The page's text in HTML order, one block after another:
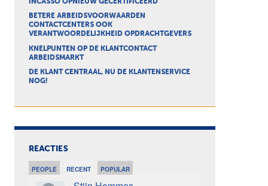
INCASSO OPNIEUW GECERTIFICEERD
BETERE ARBEIDSVOORWAARDEN
CONTACTCENTERS OOK
VERANTWOORDELIJKHEID OPDRACHTGEVERS
KNELPUNTEN OP DE KLANTCONTACT
ARBEIDSMARKT
DE KLANT CENTRAAL, NU DE KLANTENSERVICE
NOG!
REACTIES
PEOPLE RECENT POPULAR